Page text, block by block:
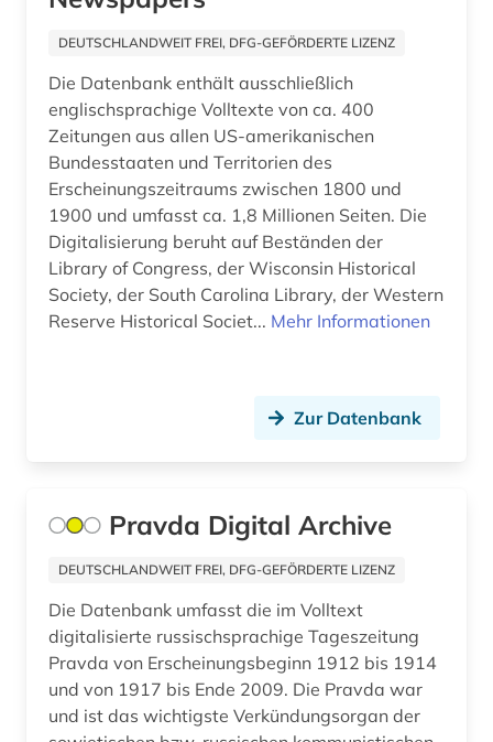
geschichte 1807-1929 (1)
geschichte 1918 - 1934 (1)
geschichte 1918-1933 (1)
geschichte 1942-1945 (1)
geschichte 1974 (1)
geschichte 1974-1990 (1)
gießen (1)
graz (1)
groningen (1)
grossbritannien (1)
DEUTSCHLANDWEIT FREI, DFG-GEFÖRDERTE LIZENZ
Die Datenbank enthält ausschließlich
englischsprachige Volltexte von ca. 400
Zeitungen aus allen US-amerikanischen
Bundesstaaten und Territorien des
Erscheinungszeitraums zwischen 1800 und
1900 und umfasst ca. 1,8 Millionen Seiten. Die
Digitalisierung beruht auf Beständen der
Library of Congress, der Wisconsin Historical
Society, der South Carolina Library, der Western
Reserve Historical Societ... Mehr Informationen
Zur Datenbank
Pravda Digital Archive
DEUTSCHLANDWEIT FREI, DFG-GEFÖRDERTE LIZENZ
Die Datenbank umfasst die im Volltext
digitalisierte russischsprachige Tageszeitung
Pravda von Erscheinungsbeginn 1912 bis 1914
und von 1917 bis Ende 2009. Die Pravda war
und ist das wichtigste Verkündungsorgan der